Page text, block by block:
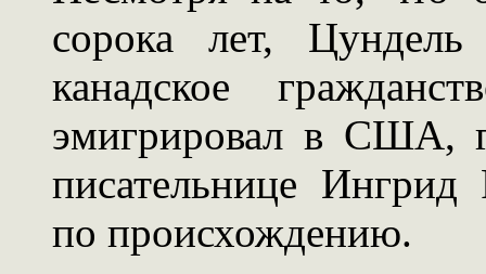
сорока лет,
канадское
эмигрировал в США,
писательнице
по происхождению.